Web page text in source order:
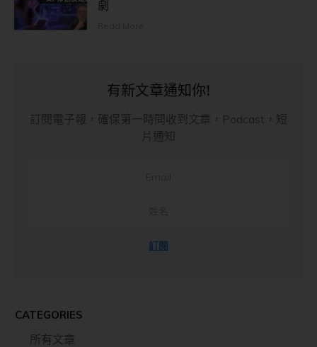
劇
有新文章通知你!
訂閱電子報，確保第一時間收到文章，Podcast，短
片通知
訂閱
CATEGORIES
所有文章